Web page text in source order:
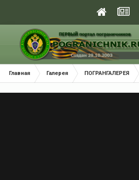
Главная Галерея ПОГРАНГАЛЕРЕЯ